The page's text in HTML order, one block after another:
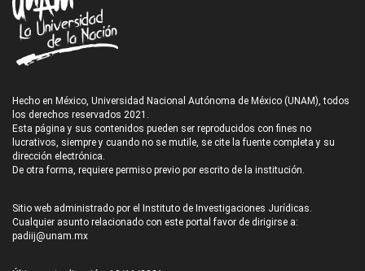
Hecho en México, Universidad Nacional Autónoma de México (UNAM), todos
los derechos reservados 2021.
Esta página y sus contenidos pueden ser reproducidos con fines no
lucrativos, siempre y cuando no se mutile, se cite la fuente completa y su
dirección electrónica.
De otra forma, requiere permiso previo por escrito de la institución.
Sitio web administrado por el Instituto de Investigaciones Jurídicas.
Cualquier asunto relacionado con este portal favor de dirigirse a:
padiij@unam.mx